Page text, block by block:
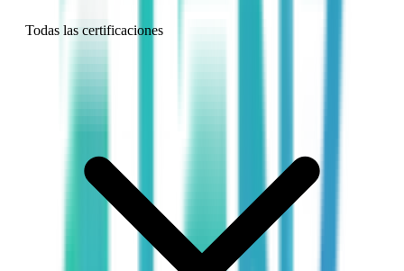
Todas las certificaciones